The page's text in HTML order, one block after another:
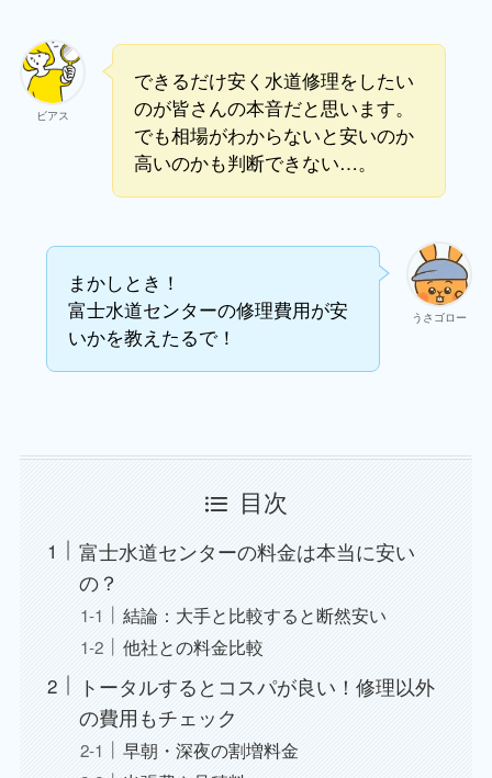
ビアス
できるだけ安く水道修理をしたい
のが皆さんの本音だと思います。
でも相場がわからないと安いのか
高いのかも判断できない…。
うさゴロー
まかしとき！
富士水道センターの修理費用が安
いかを教えたるで！
目次
富士水道センターの料金は本当に安い
の？
結論：大手と比較すると断然安い
他社との料金比較
トータルするとコスパが良い！修理以外
の費用もチェック
早朝・深夜の割増料金